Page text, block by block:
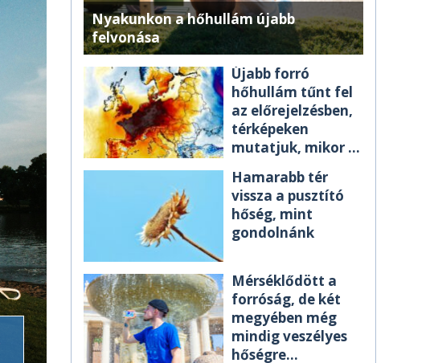
Nyakunkon a hőhullám újabb
felvonása
Újabb forró
hőhullám tűnt fel
az előrejelzésben,
térképeken
mutatjuk, mikor ér
Hamarabb tér
vissza a pusztító
hőség, mint
gondolnánk
Mérséklődött a
forróság, de két
megyében még
mindig veszélyes
hőségre